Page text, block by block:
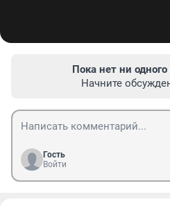
Пока нет ни
Начните
Гость
Войти